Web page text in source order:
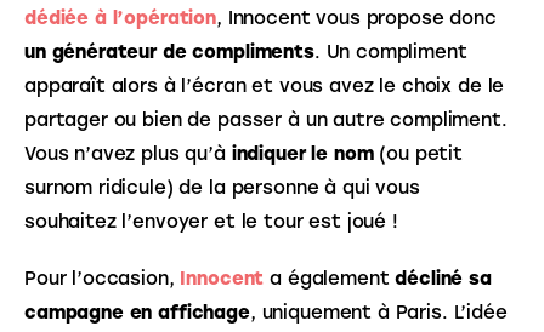
dédiée à l’opération, Innocent vous propose donc
un générateur de compliments. Un compliment
apparaît alors à l’écran et vous avez le choix de le
partager ou bien de passer à un autre compliment.
Vous n’avez plus qu’à indiquer le nom (ou petit
surnom ridicule) de la personne à qui vous
souhaitez l’envoyer et le tour est joué !
Pour l’occasion, Innocent a également décliné sa
campagne en affichage, uniquement à Paris. L’idée